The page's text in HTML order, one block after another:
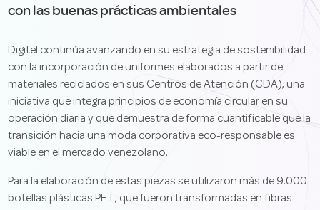
con las buenas prácticas ambientales
Digitel continúa avanzando en su estrategia de sostenibilidad
con la incorporación de uniformes elaborados a partir de
materiales reciclados en sus Centros de Atención (CDA), una
iniciativa que integra principios de economía circular en su
operación diaria y que demuestra de forma cuantificable que la
transición hacia una moda corporativa eco-responsable es
viable en el mercado venezolano.
Para la elaboración de estas piezas se utilizaron más de 9.000
botellas plásticas PET, que fueron transformadas en fibras